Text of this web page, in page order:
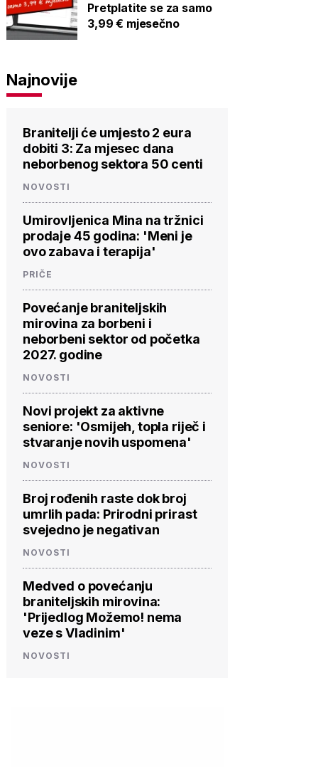
Pretplatite se za samo
3,99 € mjesečno
Najnovije
Branitelji će umjesto 2 eura
dobiti 3: Za mjesec dana
neborbenog sektora 50 centi
NOVOSTI
Umirovljenica Mina na tržnici
prodaje 45 godina: 'Meni je
ovo zabava i terapija'
PRIČE
Povećanje braniteljskih
mirovina za borbeni i
neborbeni sektor od početka
2027. godine
NOVOSTI
Novi projekt za aktivne
seniore: 'Osmijeh, topla riječ i
stvaranje novih uspomena'
NOVOSTI
Broj rođenih raste dok broj
umrlih pada: Prirodni prirast
svejedno je negativan
NOVOSTI
Medved o povećanju
braniteljskih mirovina:
'Prijedlog Možemo! nema
veze s Vladinim'
NOVOSTI